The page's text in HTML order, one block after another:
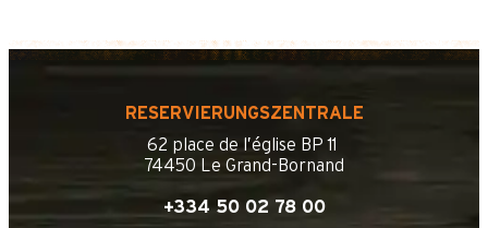
RESERVIERUNGSZENTRALE
62 place de l’église BP 11
74450 Le Grand-Bornand
+334 50 02 78 00